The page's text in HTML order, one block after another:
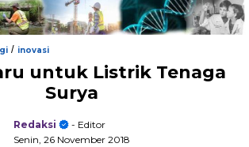
/ inovasi
untuk Listrik Tenaga
Surya
Redaksi
- Editor
Senin, 26 November 2018